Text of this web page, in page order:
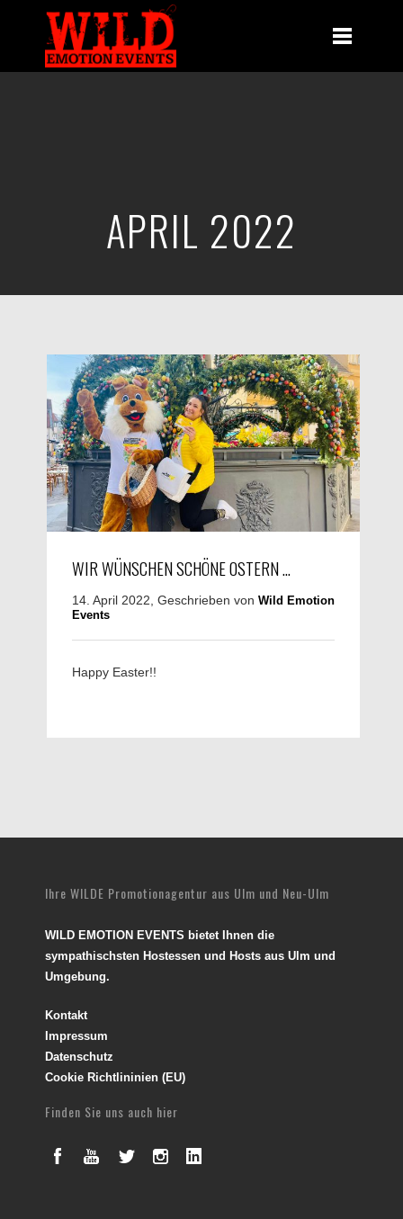
APRIL 2022
WIR WÜNSCHEN SCHÖNE OSTERN …
14. April 2022, Geschrieben von Wild Emotion
Events
Happy Easter!!
Ihre WILDE Promotionagentur aus Ulm und Neu-Ulm
WILD EMOTION EVENTS bietet Ihnen die
sympathischsten Hostessen und Hosts aus Ulm und
Umgebung.
Kontakt
Impressum
Datenschutz
Cookie Richtlininien (EU)
Finden Sie uns auch hier